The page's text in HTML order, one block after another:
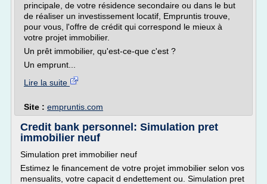
principale, de votre résidence secondaire ou dans le but
de réaliser un investissement locatif, Empruntis trouve,
pour vous, l'offre de crédit qui correspond le mieux à
votre projet immobilier.
Un prêt immobilier, qu'est-ce-que c'est ?
Un emprunt...
Lire la suite
Site : empruntis.com
Credit bank personnel: Simulation pret
immobilier neuf
Simulation pret immobilier neuf
Estimez le financement de votre projet immobilier selon vos
mensualits, votre capacit d endettement ou. Simulation pret